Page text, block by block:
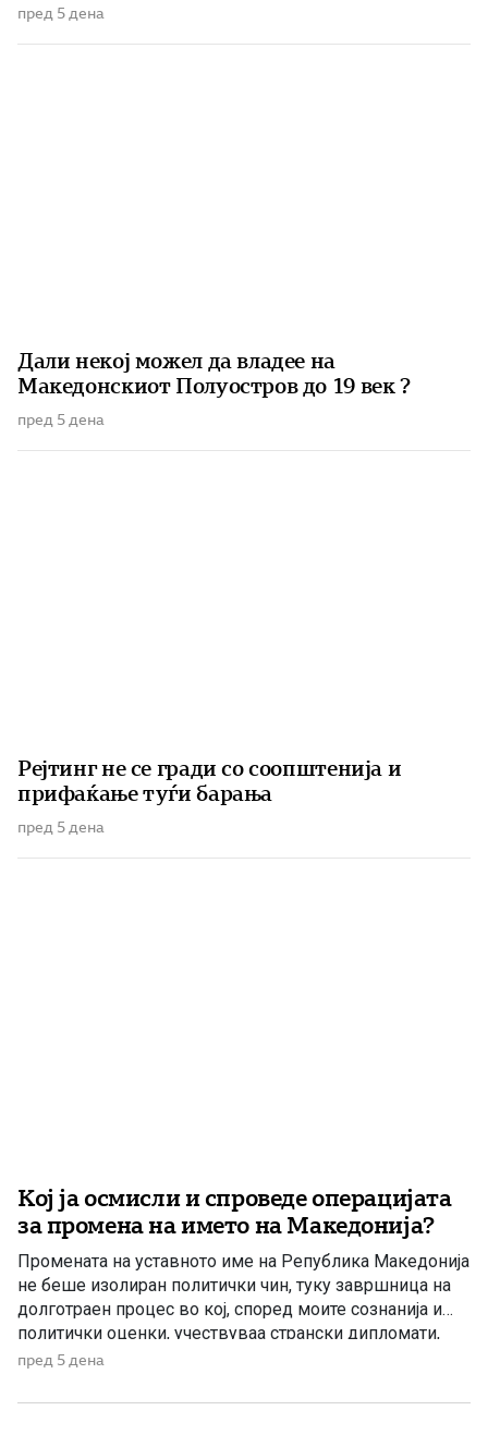
пред 5 дена
Дали некој можел да владее на
Македонскиот Полуостров до 19 век ?
пред 5 дена
Рејтинг не се гради со соопштенија и
прифаќање туѓи барања
пред 5 дена
Кој ја осмисли и спроведе операцијата
за промена на името на Македонија?
Промената на уставното име на Република Македонија
не беше изолиран политички чин, туку завршница на
долготраен процес во кој, според моите сознанија и
политички оценки, учествуваа странски дипломати,
домашни политичари и регионални центри на влијание.
американскиот дипломат Филип Рикер, кој долги
пред 5 дена